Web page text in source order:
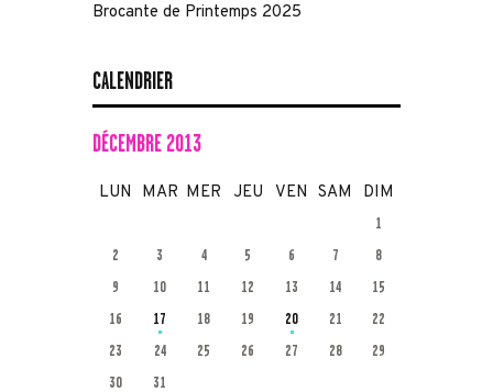
Brocante de Printemps 2025
CALENDRIER
DÉCEMBRE 2013
LUN MAR MER JEU VEN SAM DIM
1
2
3 4 5 6 7
8
9
10 11 12 13 14
15
16
17 18 19 20 21
22
23
24 25 26 27 28
29
30
31